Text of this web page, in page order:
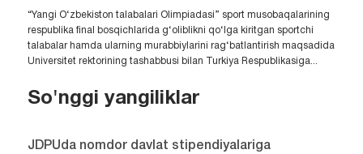
“Yangi O‘zbekiston talabalari Olimpiadasi” sport musobaqalarining
respublika final bosqichlarida g‘oliblikni qo‘lga kiritgan sportchi
talabalar hamda ularning murabbiylarini rag‘batlantirish maqsadida
Universitet rektorining tashabbusi bilan Turkiya Respublikasiga...
So'nggi yangiliklar
JDPUda nomdor davlat stipendiyalariga